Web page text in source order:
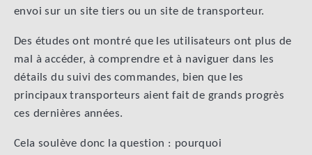
envoi sur un site tiers ou un site de transporteur.
Des études ont montré que les utilisateurs ont plus de
mal à accéder, à comprendre et à naviguer dans les
détails du suivi des commandes, bien que les
principaux transporteurs aient fait de grands progrès
ces dernières années.
Cela soulève donc la question : pourquoi